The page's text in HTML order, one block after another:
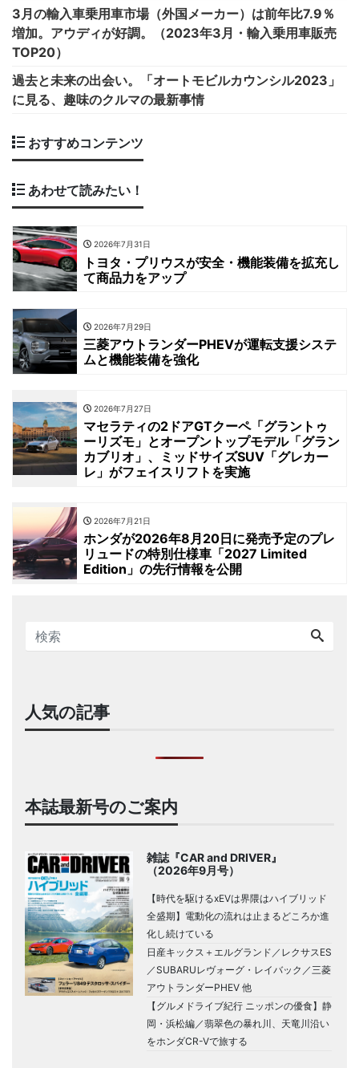
3月の輸入車乗用車市場（外国メーカー）は前年比7.9％
増加。アウディが好調。（2023年3月・輸入乗用車販売
TOP20）
過去と未来の出会い。「オートモビルカウンシル2023」
に見る、趣味のクルマの最新事情
おすすめコンテンツ
あわせて読みたい！
2026年7月31日
トヨタ・プリウスが安全・機能装備を拡充し
て商品力をアップ
2026年7月29日
三菱アウトランダーPHEVが運転支援システ
ムと機能装備を強化
2026年7月27日
マセラティの2ドアGTクーペ「グラントゥ
ーリズモ」とオープントップモデル「グラン
カブリオ」、ミッドサイズSUV「グレカー
レ」がフェイスリフトを実施
2026年7月21日
ホンダが2026年8月20日に発売予定のプレ
リュードの特別仕様車「2027 Limited
Edition」の先行情報を公開
人気の記事
本誌最新号のご案内
雑誌『CAR and DRIVER』
（2026年9月号）
【時代を駆けるxEVは界隈はハイブリッド
全盛期】電動化の流れは止まるどころか進
化し続けている
日産キックス＋エルグランド／レクサスES
／SUBARUレヴォーグ・レイバック／三菱
アウトランダーPHEV 他
【グルメドライブ紀行 ニッポンの優食】静
岡・浜松編／翡翠色の暴れ川、天竜川沿い
をホンダCR-Vで旅する